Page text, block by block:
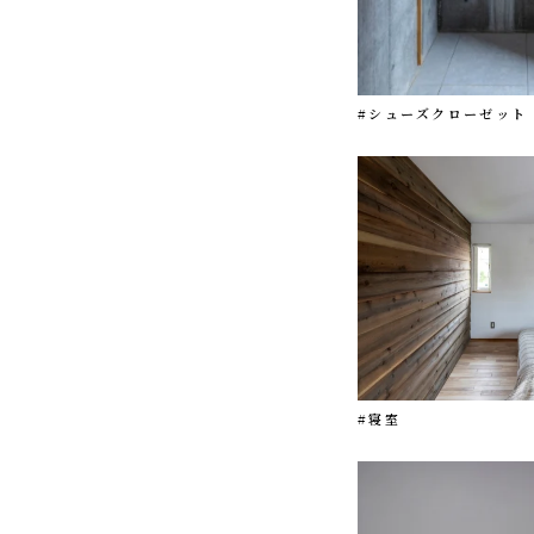
#シューズクローゼット
#寝室